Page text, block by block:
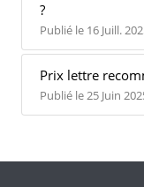
?
Publié le 16 Juill.
Prix lettre
Publié le 25 Juin